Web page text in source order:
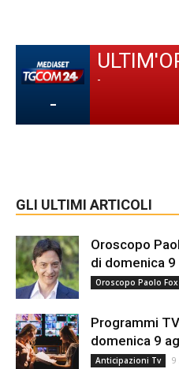
-
-
GLI ULTIMI ARTICOLI
Oroscopo
di domenica
Oroscopo Paolo Fox
Programmi
domenica 9
Anticipazioni Tv 9